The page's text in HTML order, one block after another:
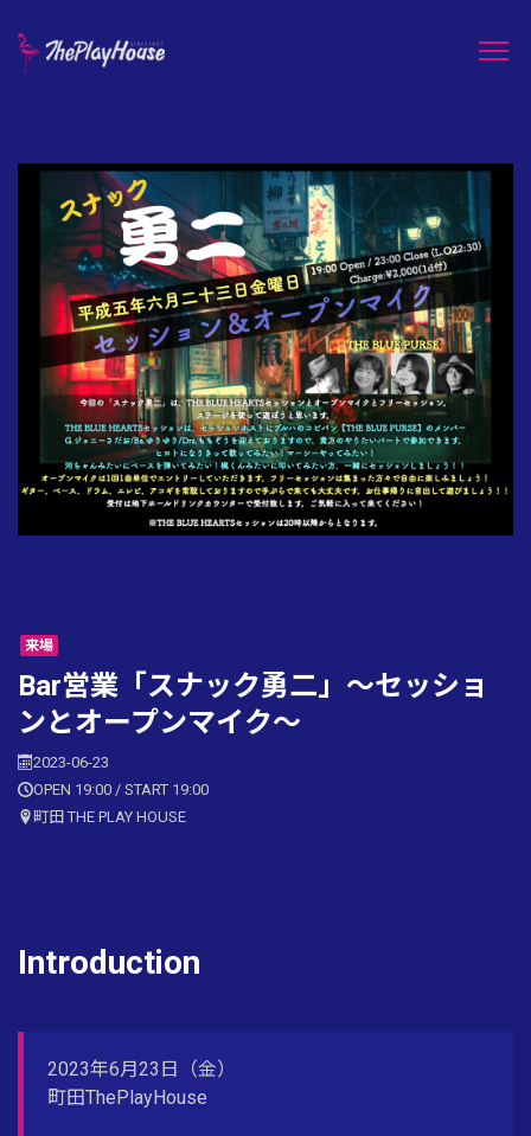
来場
Bar営業「スナック勇二」〜セッショ
ンとオープンマイク〜
2023-06-23
OPEN 19:00 / START 19:00
町田 THE PLAY HOUSE
Introduction
2023年6月23日（金）
町田ThePlayHouse